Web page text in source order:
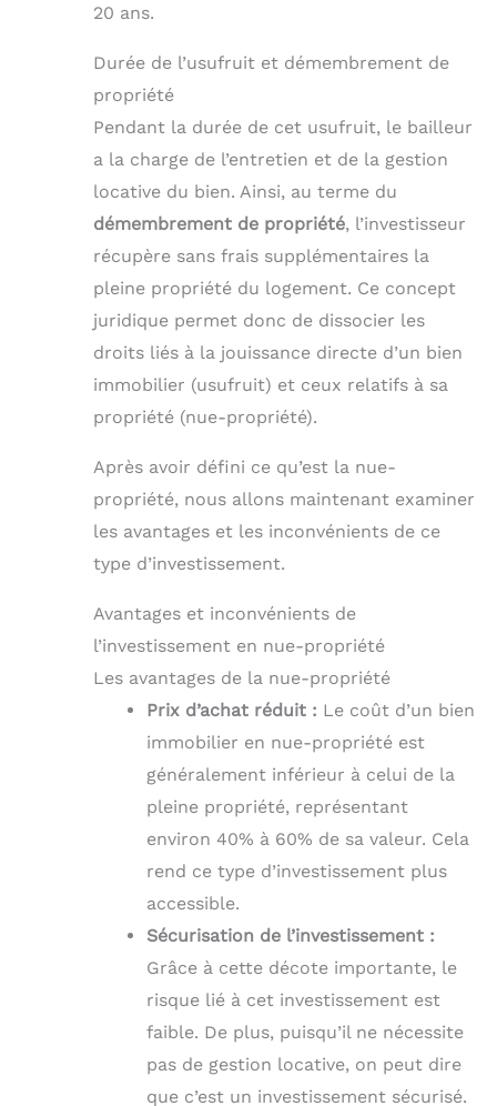
20 ans.
Durée de l’usufruit et démembrement de
propriété
Pendant la durée de cet usufruit, le bailleur
a la charge de l’entretien et de la gestion
locative du bien. Ainsi, au terme du
démembrement de propriété, l’investisseur
récupère sans frais supplémentaires la
pleine propriété du logement. Ce concept
juridique permet donc de dissocier les
droits liés à la jouissance directe d’un bien
immobilier (usufruit) et ceux relatifs à sa
propriété (nue-propriété).
Après avoir défini ce qu’est la nue-
propriété, nous allons maintenant examiner
les avantages et les inconvénients de ce
type d’investissement.
Avantages et inconvénients de
l’investissement en nue-propriété
Les avantages de la nue-propriété
Prix d’achat réduit : Le coût d’un bien
immobilier en nue-propriété est
généralement inférieur à celui de la
pleine propriété, représentant
environ 40% à 60% de sa valeur. Cela
rend ce type d’investissement plus
accessible.
Sécurisation de l’investissement :
Grâce à cette décote importante, le
risque lié à cet investissement est
faible. De plus, puisqu’il ne nécessite
pas de gestion locative, on peut dire
que c’est un investissement sécurisé.